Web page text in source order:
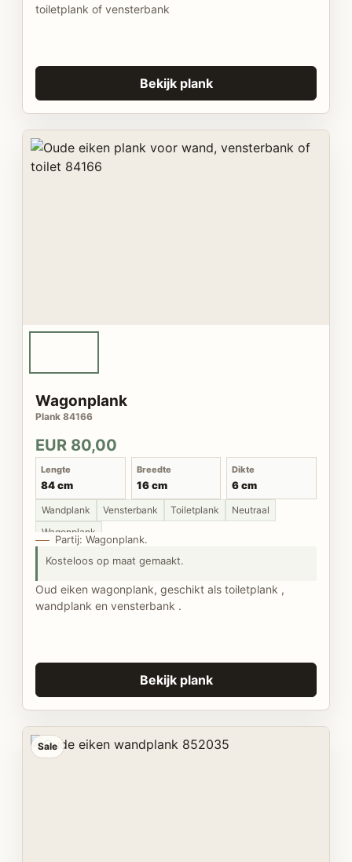
toiletplank of vensterbank
Bekijk plank
Wagonplank
Plank 84166
EUR 80,00
Lengte
84 cm
Breedte
16 cm
Dikte
6 cm
Wandplank Vensterbank Toiletplank
Neutraal
Wagonplank
Partij: Wagonplank.
Kosteloos op maat gemaakt.
Oud eiken wagonplank, geschikt als toiletplank ,
wandplank en vensterbank .
Bekijk plank
Sale